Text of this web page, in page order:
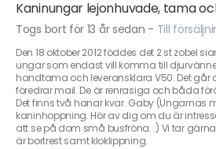
Kaninungar lejonhuvade, tama
Togs bort för 13 år sedan - Till
Den 18 oktober 2012 föddes det 2 st zobel
ungar som endast vill komma till
handtama och leveransklara V50. Det går
föredrar mail. De är renrasiga och båda
Det finns två hanar kvar. Gaby (Ungarnas
kaninhoppning. Hör av dig om du är
att se på dom små busfröna. :) Vi tar
är bortrest samt kloklippning.